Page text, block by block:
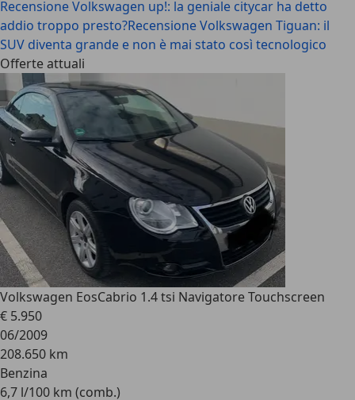
Recensione Volkswagen up!: la geniale citycar ha detto
addio troppo presto?Recensione Volkswagen Tiguan: il
SUV diventa grande e non è mai stato così tecnologico
Offerte attuali
Volkswagen EosCabrio 1.4 tsi Navigatore Touchscreen
€ 5.950
06/2009
208.650 km
Benzina
6,7 l/100 km (comb.)